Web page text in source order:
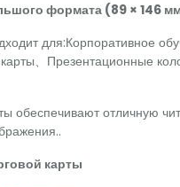
формата (89 × 146
для:Корпоративное
、Презентационные
обеспечивают отличную
карты